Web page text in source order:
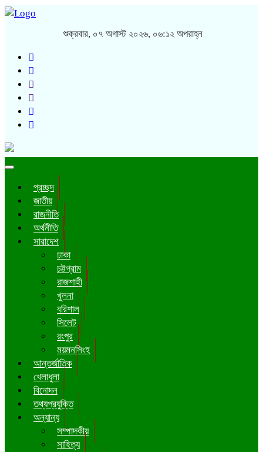
শুক্রবার, ০৭ অগাস্ট ২০২৬, ০৬:১২ অপরাহ্ন
Toggle
প্রচ্ছদ
জাতীয়
রাজনীতি
অর্থনীতি
সারাদেশ
ঢাকা
চট্টগ্রাম
রাজশাহী
খুলনা
বরিশাল
সিলেট
রংপুর
ময়মনসিংহ
আন্তর্জাতিক
খেলাধুলা
বিনোদন
তথ্যপ্রযুক্তি
অন্যান্য
সম্পাদকীয়
সাহিত্য